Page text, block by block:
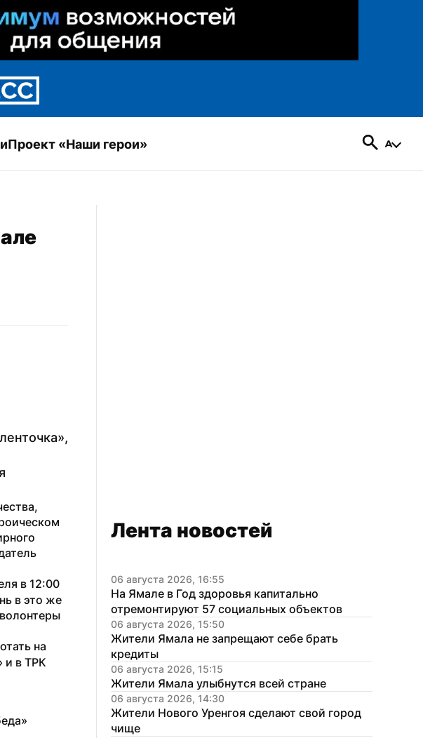
Проект «Наши герои»
в 12:00
в это же
на
и в ТРК
Лента новостей
06 августа 2026, 16:55
На Ямале в Год здоровья капитально
отремонтируют 57 социальных объектов
06 августа 2026, 15:50
Жители Ямала не запрещают себе брать
кредиты
06 августа 2026, 15:15
Жители Ямала улыбнутся всей стране
06 августа 2026, 14:30
Жители Нового Уренгоя сделают свой город
чище